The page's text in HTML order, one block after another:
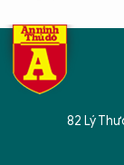
82 Lý